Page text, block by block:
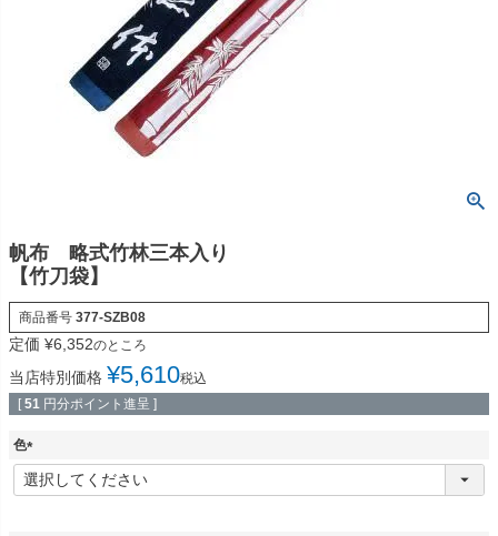
帆布 略式竹林三本入り
【竹刀袋】
商品番号 377-SZB08
定価 ¥6,352のところ
当店特別価格 ¥5,610税込
[ 51 円分ポイント進呈 ]
色
(
必